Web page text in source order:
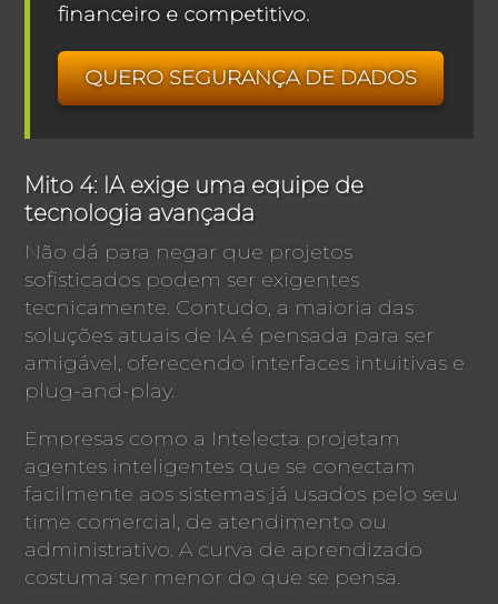
financeiro e competitivo.
QUERO SEGURANÇA DE DADOS
Mito 4: IA exige uma equipe de
tecnologia avançada
Não dá para negar que projetos
sofisticados podem ser exigentes
tecnicamente. Contudo, a maioria das
soluções atuais de IA é pensada para ser
amigável, oferecendo interfaces intuitivas e
plug-and-play.
Empresas como a Intelecta projetam
agentes inteligentes que se conectam
facilmente aos sistemas já usados pelo seu
time comercial, de atendimento ou
administrativo. A curva de aprendizado
costuma ser menor do que se pensa.